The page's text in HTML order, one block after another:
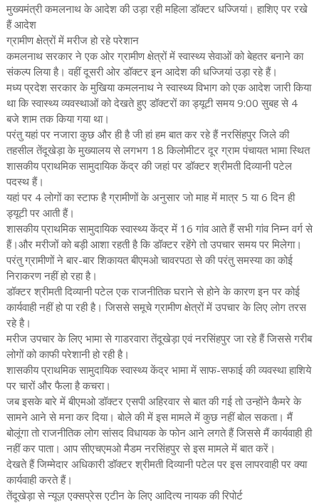
मुख्यमंत्री कमलनाथ के आदेश की उड़ा रही महिला डॉक्टर धज्जियां। हाशिए पर रखे
हैं आदेश
ग्रामीण क्षेत्रों में मरीज हो रहे परेशान
कमलनाथ सरकार ने एक ओर ग्रामीण क्षेत्रों में स्वास्थ्य सेवाओं को बेहतर बनाने का
संकल्प लिया है। वहीं दूसरी ओर डॉक्टर इन आदेश की धज्जियां उड़ा रहे हैं।
मध्य प्रदेश सरकार के मुखिया कमलनाथ ने स्वास्थ्य विभाग को एक आदेश जारी किया
था कि स्वास्थ्य व्यवस्थाओं को देखते हुए डॉक्टरों का ड्यूटी समय 9:00 सुबह से 4
बजे शाम तक किया गया था।
परंतु यहां पर नजारा कुछ और ही है जी हां हम बात कर रहे हैं नरसिंहपुर जिले की
तहसील तेंदूखेड़ा के मुख्यालय से लगभग 18 किलोमीटर दूर ग्राम पंचायत भामा स्थित
शासकीय प्राथमिक सामुदायिक केंद्र की जहां पर डॉक्टर श्रीमती दिव्यानी पटेल
पदस्थ हैं।
यहां पर 4 लोगों का स्टाफ है ग्रामीणों के अनुसार जो माह में मात्र 5 या 6 दिन ही
ड्यूटी पर आती हैं।
शासकीय प्राथमिक सामुदायिक स्वास्थ्य केंद्र में 16 गांव आते हैं सभी गांव निम्न वर्ग से
हैं।और मरीजों को बड़ी आशा रहती है कि डॉक्टर रहेंगे तो उपचार समय पर मिलेगा।
परंतु ग्रामीणों ने बार-बार शिकायत बीएमओ चावरपठा से की परंतु समस्या का कोई
निराकरण नहीं हो रहा है।
डॉक्टर श्रीमती दिव्यानी पटेल एक राजनीतिक घराने से होने के कारण इन पर कोई
कार्यवाही नहीं हो पा रही है। जिससे समूचे ग्रामीण क्षेत्रों में उपचार के लिए लोग तरस
रहे है।
मरीज उपचार के लिए भामा से गाडरवारा तेंदूखेड़ा एवं नरसिंहपुर जा रहे हैं जिससे गरीब
लोगों को काफी परेशानी हो रही है।
शासकीय प्राथमिक सामुदायिक स्वास्थ्य केंद्र भामा में साफ-सफाई की व्यवस्था हाशिये
पर चारों और फैला है कचरा।
जब इसके बारे में बीएमओ डॉक्टर एसपी अहिरवार से बात की गई तो उन्होंने कैमरे के
सामने आने से मना कर दिया। बोले की में इस मामले में कुछ नहीं बोल सकता। मैं
बोलूंगा तो राजनीतिक लोग सांसद विधायक के फोन आने लगते हैं जिससे मैं कार्यवाही ही
नहीं कर पाता। आप सीएचएमओ मैडम नरसिंहपुर से इस मामले में बात करें।
देखते हैं जिम्मेदार अधिकारी डॉक्टर श्रीमती दिव्यानी पटेल पर इस लापरवाही पर क्या
कार्यवाही करते हैं।
तेंदूखेड़ा से न्यूज़ एक्सप्रेस एटीन के लिए आदित्य नायक की रिपोर्ट